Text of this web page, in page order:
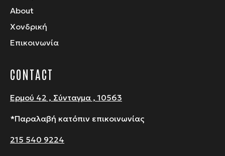
About
Χονδρική
Επικοινωνία
CONTACT
Ερμού 42 , Σύνταγμα , 10563
*Παραλαβή κατόπιν επικοινωνίας
215 540 9224